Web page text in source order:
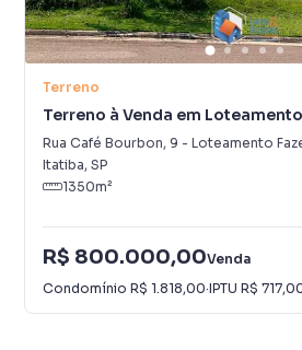
Terreno
Terreno à Venda em
Carolina
Rua Café Bourbon, 9 - Loteamento
Itatiba, SP
1350m²
R$ 800.000,00Venda
Condomínio R$ 1.818,00·IPTU R$